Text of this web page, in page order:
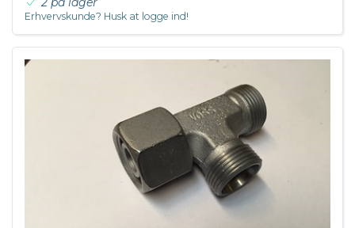
Erhvervskunde? Husk at logge ind!